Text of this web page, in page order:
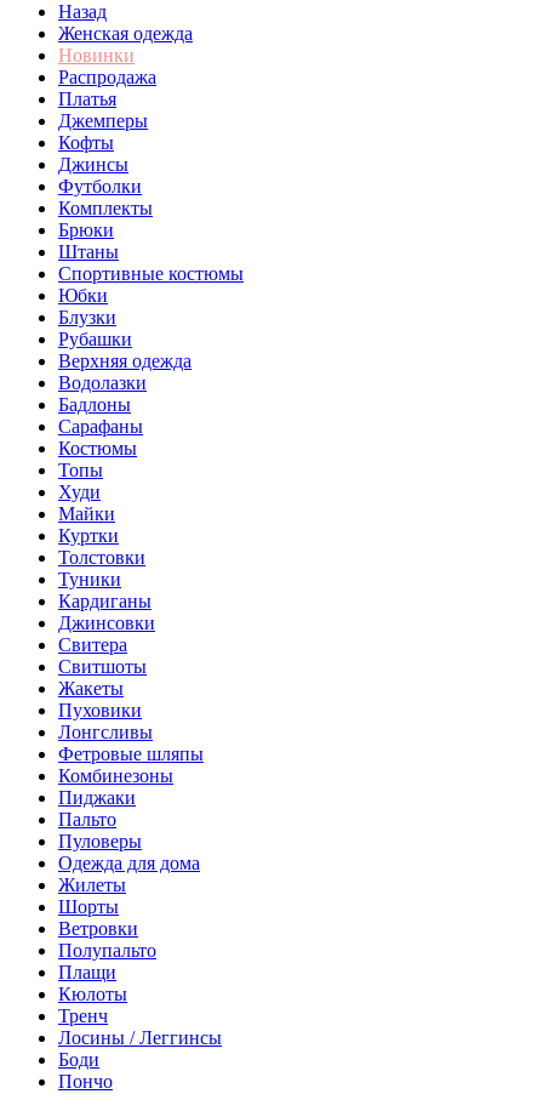
Назад
Женская одежда
Новинки
Распродажа
Платья
Джемперы
Кофты
Джинсы
Футболки
Комплекты
Брюки
Штаны
Спортивные костюмы
Юбки
Блузки
Рубашки
Верхняя одежда
Водолазки
Бадлоны
Сарафаны
Костюмы
Топы
Худи
Майки
Куртки
Толстовки
Туники
Кардиганы
Джинсовки
Свитера
Свитшоты
Жакеты
Пуховики
Лонгсливы
Фетровые шляпы
Комбинезоны
Пиджаки
Пальто
Пуловеры
Одежда для дома
Жилеты
Шорты
Ветровки
Полупальто
Плащи
Кюлоты
Тренч
Лосины / Леггинсы
Боди
Пончо